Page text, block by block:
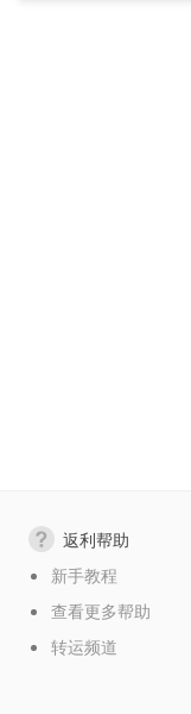
返利帮助
新手教程
查看更多帮助
转运频道